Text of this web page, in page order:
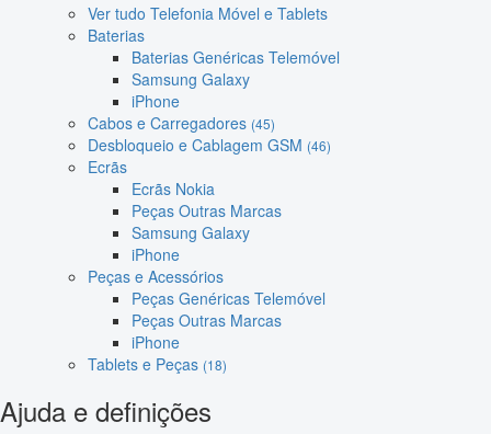
Ver tudo Telefonia Móvel e Tablets
Baterias
Baterias Genéricas Telemóvel
Samsung Galaxy
iPhone
Cabos e Carregadores (45)
Desbloqueio e Cablagem GSM (46)
Ecrãs
Ecrãs Nokia
Peças Outras Marcas
Samsung Galaxy
iPhone
Peças e Acessórios
Peças Genéricas Telemóvel
Peças Outras Marcas
iPhone
Tablets e Peças (18)
Ajuda e definições